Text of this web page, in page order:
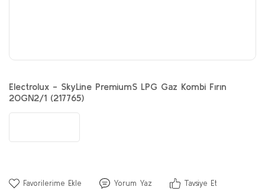
Electrolux - SkyLine PremiumS LPG Gaz Kombi Fırın
20GN2/1 (217765)
Yorum Yaz Tavsiye Et